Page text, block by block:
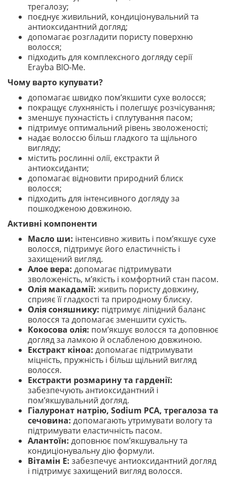
трегалозу;
поєднує живильний, кондиціонувальний та
антиоксидантний догляд;
допомагає розгладити пористу поверхню
волосся;
підходить для комплексного догляду серії
Erayba BIO-Me.
Чому варто купувати?
допомагає швидко пом’якшити сухе волосся;
покращує слухняність і полегшує розчісування;
зменшує пухнастість і сплутування пасом;
підтримує оптимальний рівень зволоженості;
надає волоссю більш гладкого та щільного
вигляду;
містить рослинні олії, екстракти й
антиоксиданти;
допомагає відновити природний блиск
волосся;
підходить для інтенсивного догляду за
пошкодженою довжиною.
Активні компоненти
Масло ши: інтенсивно живить і пом’якшує сухе
волосся, підтримує його еластичність і
захищений вигляд.
Алое вера: допомагає підтримувати
зволоженість, м’якість і комфортний стан пасом.
Олія макадамії: живить пористу довжину,
сприяє її гладкості та природному блиску.
Олія соняшнику: підтримує ліпідний баланс
волосся та допомагає зменшити сухість.
Кокосова олія: пом’якшує волосся та доповнює
догляд за ламкою й ослабленою довжиною.
Екстракт кіноа: допомагає підтримувати
міцність, пружність і більш щільний вигляд
волосся.
Екстракти розмарину та гарденії:
забезпечують антиоксидантний і
пом’якшувальний догляд.
Гіалуронат натрію, Sodium PCA, трегалоза та
сечовина: допомагають утримувати вологу та
підтримувати еластичність пасом.
Алантоїн: доповнює пом’якшувальну та
кондиціонувальну дію формули.
Вітамін Е: забезпечує антиоксидантний догляд
і підтримує захищений вигляд волосся.